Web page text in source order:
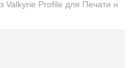
Valkyrie Profile для Печати н